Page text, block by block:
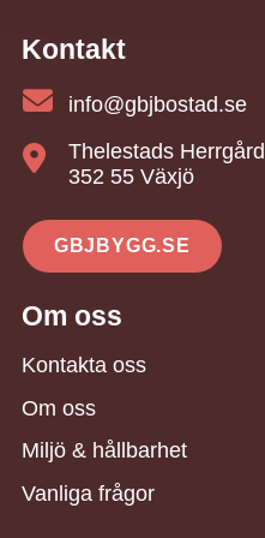
Kontakt
info@gbjbostad.se
Thelestads Herrgård
352 55 Växjö
GBJBYGG.SE
Om oss
Kontakta oss
Om oss
Miljö & hållbarhet
Vanliga frågor